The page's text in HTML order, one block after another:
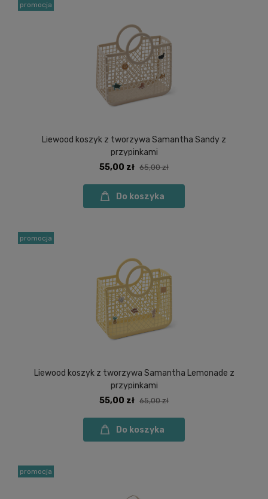
Liewood koszyk z tworzywa Samantha Sandy z
przypinkami
55,00 zł 65,00 zł
Do koszyka
promocja
Liewood koszyk z tworzywa Samantha Lemonade z
przypinkami
55,00 zł 65,00 zł
Do koszyka
promocja
promocja